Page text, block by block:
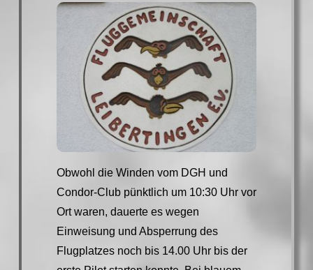
Obwohl die Winden vom DGH und
Condor-Club pünktlich um 10:30 Uhr vor
Ort waren, dauerte es wegen
Einweisung und Absperrung des
Flugplatzes noch bis 14.00 Uhr bis der